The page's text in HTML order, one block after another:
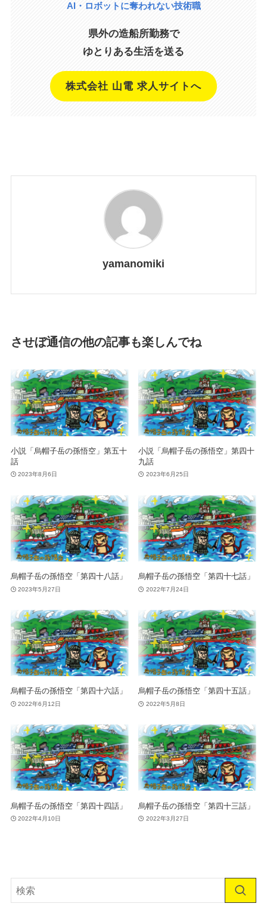
AI・ロボットに奪われない技術職
県外の造船所勤務で
ゆとりある生活を送る
株式会社 山電 求人サイトへ
yamanomiki
させぼ通信の他の記事も楽しんでね
小説「烏帽子岳の孫悟空」第五十
話
2023年8月6日
小説「烏帽子岳の孫悟空」第四十
九話
2023年6月25日
烏帽子岳の孫悟空「第四十八話」
2023年5月27日
烏帽子岳の孫悟空「第四十七話」
2022年7月24日
烏帽子岳の孫悟空「第四十六話」
2022年6月12日
烏帽子岳の孫悟空「第四十五話」
2022年5月8日
烏帽子岳の孫悟空「第四十四話」
2022年4月10日
烏帽子岳の孫悟空「第四十三話」
2022年3月27日